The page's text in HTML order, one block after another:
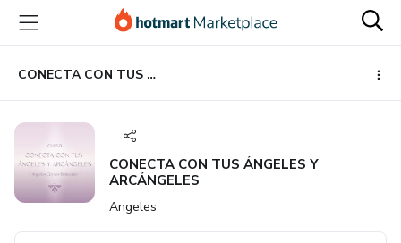
principal
página
de
página
CONECTA CON TUS ÁNGELES Y ARCÁNGELES
CONECTA CON TUS ÁNGELES Y
ARCÁNGELES
Angeles